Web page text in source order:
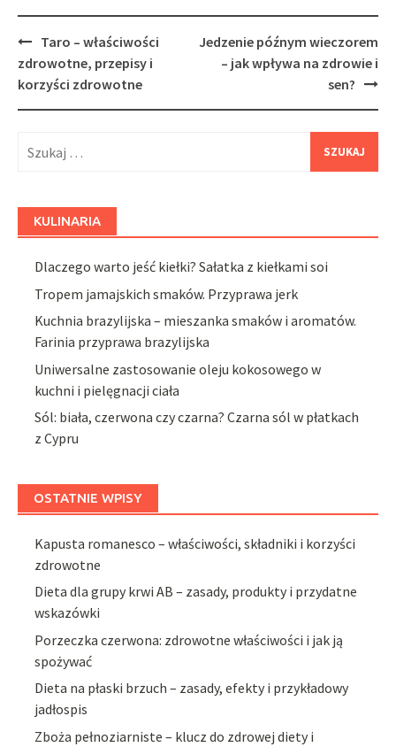
Post
navigation
Taro – właściwości
zdrowotne, przepisy i
korzyści zdrowotne
Jedzenie późnym wieczorem
– jak wpływa na zdrowie i
sen?
KULINARIA
Dlaczego warto jeść kiełki? Sałatka z kiełkami soi
Tropem jamajskich smaków. Przyprawa jerk
Kuchnia brazylijska – mieszanka smaków i aromatów.
Farinia przyprawa brazylijska
Uniwersalne zastosowanie oleju kokosowego w
kuchni i pielęgnacji ciała
Sól: biała, czerwona czy czarna? Czarna sól w płatkach
z Cypru
OSTATNIE WPISY
Kapusta romanesco – właściwości, składniki i korzyści
zdrowotne
Dieta dla grupy krwi AB – zasady, produkty i przydatne
wskazówki
Porzeczka czerwona: zdrowotne właściwości i jak ją
spożywać
Dieta na płaski brzuch – zasady, efekty i przykładowy
jadłospis
Zboża pełnoziarniste – klucz do zdrowej diety i